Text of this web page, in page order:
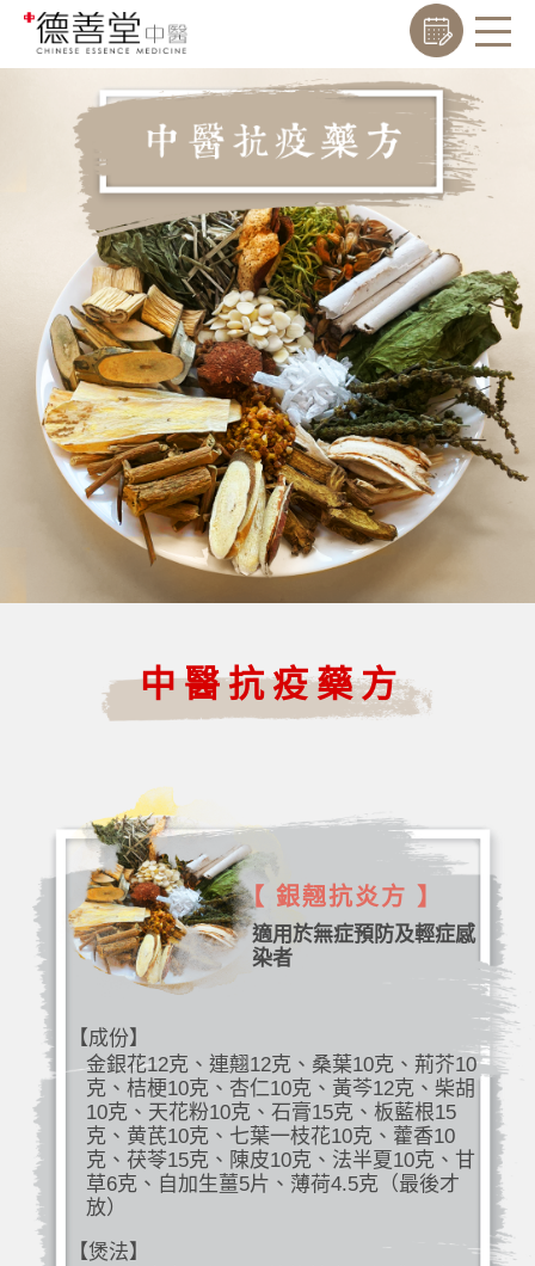
中醫抗疫藥方
【 銀翹抗炎方 】
適用於無症預防及輕症感
染者
【成份】
金銀花12克、連翹12克、桑葉10克、荊芥10
克、桔梗10克、杏仁10克、黃芩12克、柴胡
10克、天花粉10克、石膏15克、板藍根15
克、黄芪10克、七葉一枝花10克、藿香10
克、茯苓15克、陳皮10克、法半夏10克、甘
草6克、自加生薑5片、薄荷4.5克（最後才
放）
【煲法】